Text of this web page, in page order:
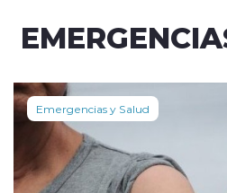
Emergencias y Salud